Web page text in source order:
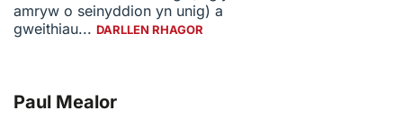
amryw o seinyddion yn unig) a
gweithiau... DARLLEN RHAGOR
Paul Mealor